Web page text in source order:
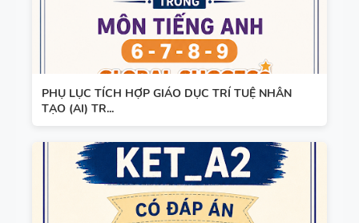
PHỤ LỤC TÍCH HỢP GIÁO DỤC TRÍ TUỆ NHÂN
TẠO (AI) TR...